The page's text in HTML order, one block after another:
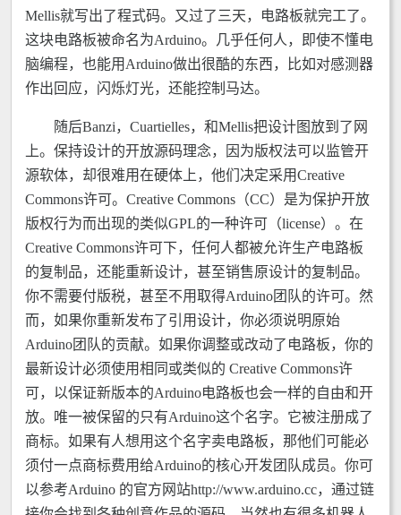
Mellis就写出了程式码。又过了三天，电路板就完工了。
这块电路板被命名为Arduino。几乎任何人，即使不懂电
脑编程，也能用Arduino做出很酷的东西，比如对感测器
作出回应，闪烁灯光，还能控制马达。
随后Banzi，Cuartielles，和Mellis把设计图放到了网
上。保持设计的开放源码理念，因为版权法可以监管开
源软体，却很难用在硬体上，他们决定采用Creative
Commons许可。Creative Commons（CC）是为保护开放
版权行为而出现的类似GPL的一种许可（license）。在
Creative Commons许可下，任何人都被允许生产电路板
的复制品，还能重新设计，甚至销售原设计的复制品。
你不需要付版税，甚至不用取得Arduino团队的许可。然
而，如果你重新发布了引用设计，你必须说明原始
Arduino团队的贡献。如果你调整或改动了电路板，你的
最新设计必须使用相同或类似的 Creative Commons许
可，以保证新版本的Arduino电路板也会一样的自由和开
放。唯一被保留的只有Arduino这个名字。它被注册成了
商标。如果有人想用这个名字卖电路板，那他们可能必
须付一点商标费用给Arduino的核心开发团队成员。你可
以参考Arduino 的官方网站http://www.arduino.cc，通过链